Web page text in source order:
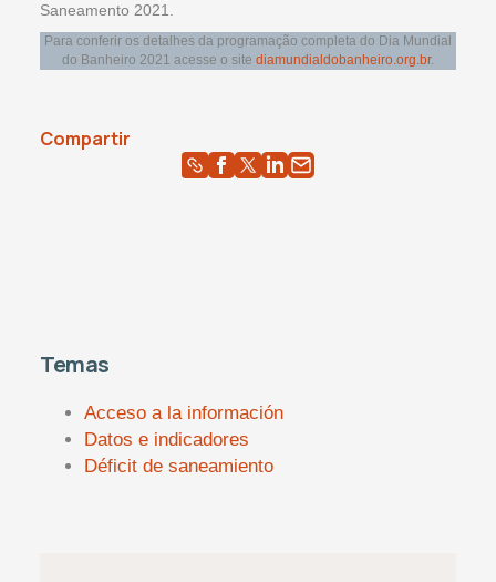
Saneamento 2021.
Para conferir os detalhes da programação completa do Dia Mundial
do Banheiro 2021 acesse o site diamundialdobanheiro.org.br.
Compartir
Temas
Acceso a la información
Datos e indicadores
Déficit de saneamiento